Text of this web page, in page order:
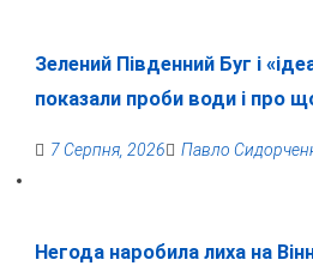
Зелений Південний Буг і
показали проби води і про
7 Серпня, 2026 Павло
Негода наробила лиха на